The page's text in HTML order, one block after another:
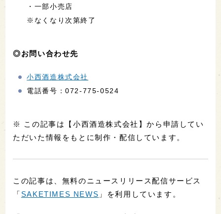
・一部小売店
※なくなり次第終了
◎お問い合わせ先
小西酒造株式会社
電話番号：072-775-0524
※ この記事は【小西酒造株式会社】から申請してい
ただいた情報をもとに制作・配信しています。
この記事は、無料のニュースリリース配信サービス
「 SAKETIMES NEWS 」を利用しています。